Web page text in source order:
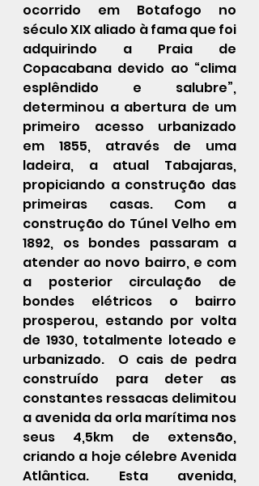
ocorrido em Botafogo no
século XIX aliado à fama que foi
adquirindo a Praia de
Copacabana devido ao “clima
esplêndido e salubre”,
determinou a abertura de um
primeiro acesso urbanizado
em 1855, através de uma
ladeira, a atual Tabajaras,
propiciando a construção das
primeiras casas. Com a
construção do Túnel Velho em
1892, os bondes passaram a
atender ao novo bairro, e com
a posterior circulação de
bondes elétricos o bairro
prosperou, estando por volta
de 1930, totalmente loteado e
urbanizado.  O cais de pedra
construído para deter as
constantes ressacas delimitou
a avenida da orla marítima nos
seus 4,5km de extensão,
criando a hoje célebre Avenida
Atlântica. Esta avenida,